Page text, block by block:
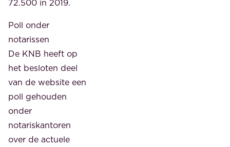
72.500 in 2019.
Poll onder
notarissen
De KNB heeft op
het besloten deel
van de website een
poll gehouden
onder
notariskantoren
over de actuele